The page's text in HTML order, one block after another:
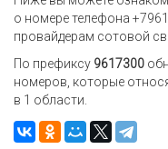
о номере телефона
провайдерам сотовой
По префиксу 9617300
номеров, которые
в 1 области.